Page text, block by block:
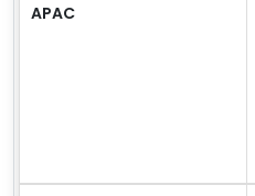
APAC